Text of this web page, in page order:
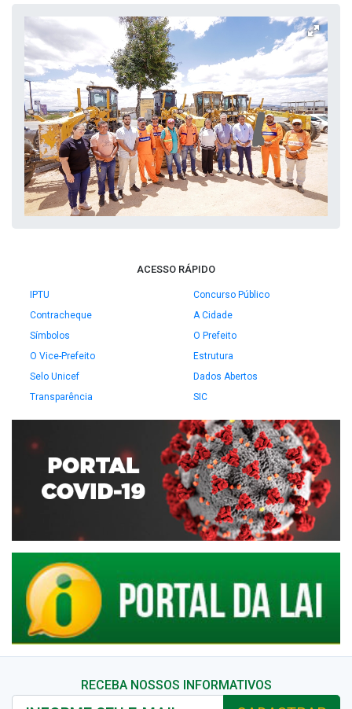
ACESSO RÁPIDO
IPTU
Concurso Público
Contracheque
A Cidade
Símbolos
O Prefeito
O Vice-Prefeito
Estrutura
Selo Unicef
Dados Abertos
Transparência
SIC
RECEBA NOSSOS INFORMATIVOS